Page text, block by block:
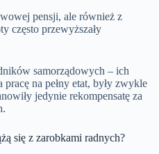
pensji, ale również z
często przewyższały
samorządowych – ich
na pełny etat, były zwykle
jedynie rekompensatę za
się z zarobkami radnych?